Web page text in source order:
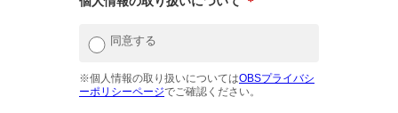
同意する
※個人情報の取り扱いについてはOBSプライバシ
ーポリシーページでご確認ください。